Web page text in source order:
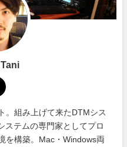
。組み上げて来たDTMシス
ステムの専門家としてプロ
を構築。Mac・Windows両